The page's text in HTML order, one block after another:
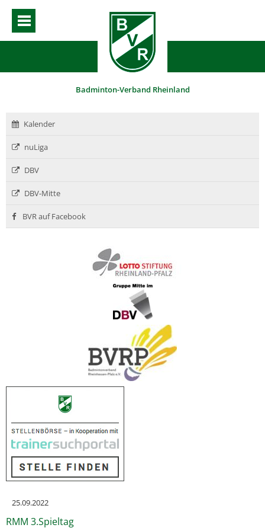
Badminton-Verband Rheinland
Kalender
nuLiga
DBV
DBV-Mitte
BVR auf Facebook
25.09.2022
RMM 3.Spieltag